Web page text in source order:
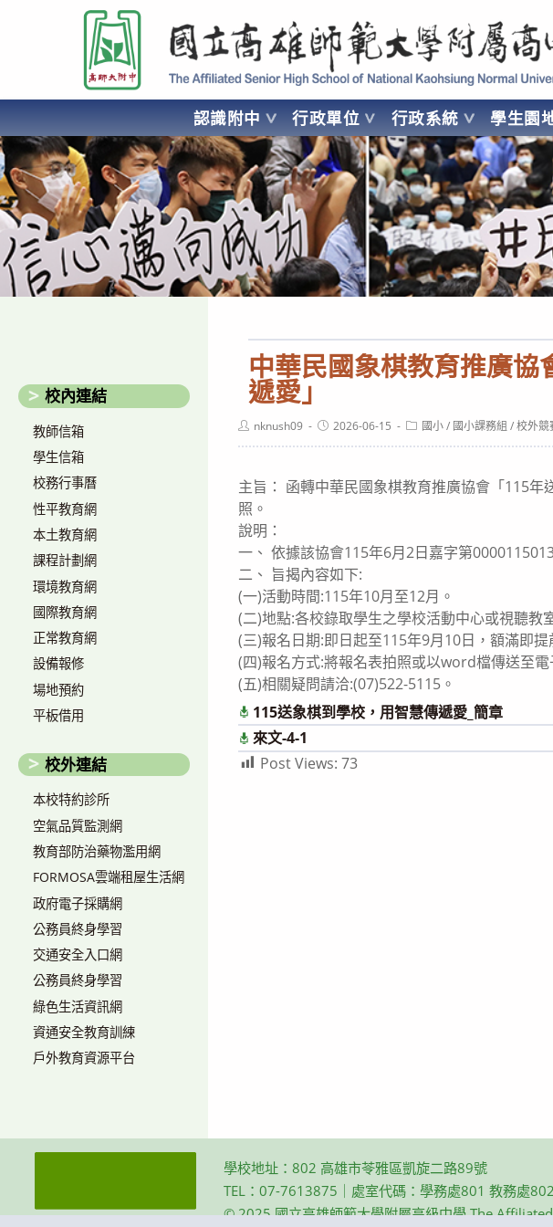
要
容
國立高雄師範大學附屬高級中學 Affiliated Senior High School of National Kaohsiung Normal
認識附中 行政單位 行政系統 學生園
AFFILIATED SENIOR HIGH SCHOOL OF NATIONAL KAOHSIUNG NORMAL
中華民國象棋教育推廣
遞愛」
Postnknush09
Post2026-06-15
Post國小 / 國小課務組 / 校外競
主旨： 函轉中華民國象棋教育推廣協會「115
照。
說明：
一、 依據該協會115年6月2日嘉字第
二、 旨揭內容如下:
(一)活動時間:115年10月至12月。
(二)地點:各校錄取學生之學校活動中心或視聽教
(三)報名日期:即日起至115年9月10日，額滿即提
(四)報名方式:將報名表拍照或以word檔傳送至
(五)相關疑問請洽:(07)522-5115。
115送象棋到學校，用智慧傳遞愛_簡章
來文-4-1
Post Views: 73
校內連結
教師信箱
學生信箱
校務行事曆
性平教育網
本土教育網
課程計劃網
環境教育網
國際教育網
正常教育網
設備報修
場地預約
平板借用
校外連結
本校特約診所
空氣品質監測網
教育部防治藥物濫用網
FORMOSA雲端租屋生活網
政府電子採購網
公務員終身學習
交通安全入口網
公務員終身學習
綠色生活資訊網
資通安全教育訓練
戶外教育資源平台
學校地址：802 高雄市苓雅區凱旋二路89號
TEL：07-7613875｜處室代碼：學務處801 教務處
© 2025 國立高雄師範大學附屬高級中學 The